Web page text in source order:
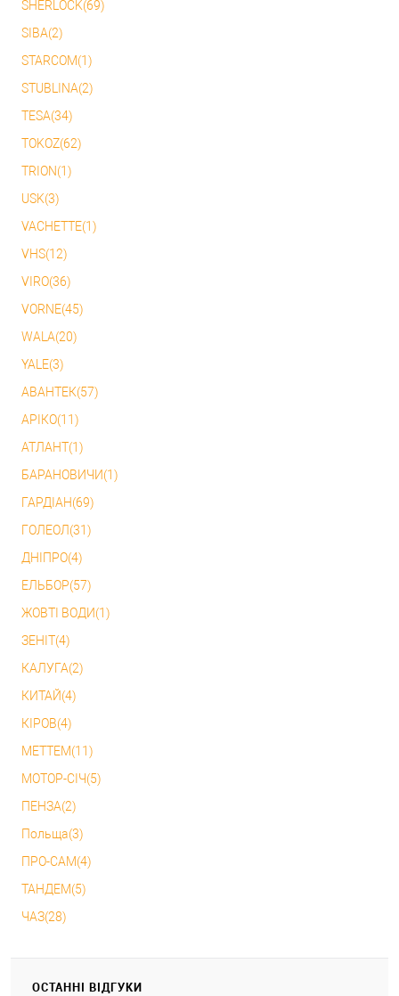
SHERLOCK(69)
SIBA(2)
STARCOM(1)
STUBLINA(2)
TESA(34)
TOKOZ(62)
TRION(1)
USK(3)
VACHETTE(1)
VHS(12)
VIRO(36)
VORNE(45)
WALA(20)
YALE(3)
АВАНТЕК(57)
АРІКО(11)
АТЛАНТ(1)
БАРАНОВИЧИ(1)
ГАРДІАН(69)
ГОЛЕОЛ(31)
ДНІПРО(4)
ЕЛЬБОР(57)
ЖОВТІ ВОДИ(1)
ЗЕНІТ(4)
КАЛУГА(2)
КИТАЙ(4)
КІРОВ(4)
МЕТТЕМ(11)
МОТОР-СІЧ(5)
ПЕНЗА(2)
Польща(3)
ПРО-САМ(4)
ТАНДЕМ(5)
ЧАЗ(28)
ОСТАННІ ВІДГУКИ